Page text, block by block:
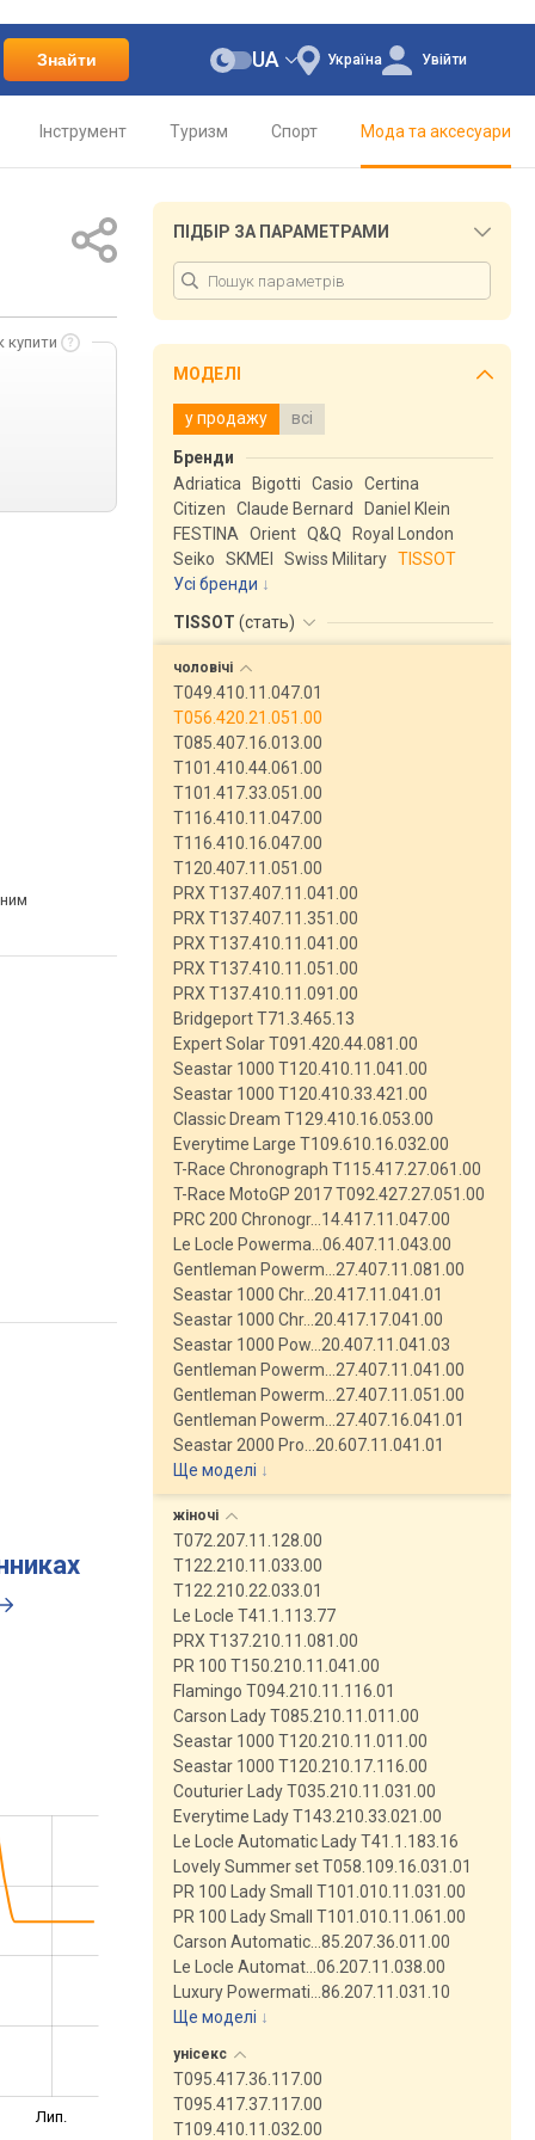
Знайти Україна
UA Увійти
Інструмент Туризм Спорт Мода та аксесуари
купити
Лип.
ПІДБІР ЗА ПАРАМЕТРАМИ
МОДЕЛІ
у продажу всі
Бренди
Adriatica
Bigotti Casio
Certina
Citizen
Claude Bernard
Daniel Klein
FESTINA
Orient Q&Q
Royal London
Seiko
SKMEI Swiss Military TISSOT
Усі бренди
TISSOT (стать)
чоловічі
T049.410.11.047.01
T056.420.21.051.00
T085.407.16.013.00
T101.410.44.061.00
T101.417.33.051.00
T116.410.11.047.00
T116.410.16.047.00
T120.407.11.051.00
PRX T137.407.11.041.00
PRX T137.407.11.351.00
PRX T137.410.11.041.00
PRX T137.410.11.051.00
PRX T137.410.11.091.00
Bridgeport T71.3.465.13
Expert Solar T091.420.44.081.00
Seastar 1000 T120.410.11.041.00
Seastar 1000 T120.410.33.421.00
Classic Dream T129.410.16.053.00
Everytime Large T109.610.16.032.00
T-Race Chronograph T115.417.27.061.00
T-Race MotoGP 2017 T092.427.27.051.00
PRC 200 Chronogr…14.417.11.047.00
Le Locle Powerma…06.407.11.043.00
Gentleman Powerm…27.407.11.081.00
Seastar 1000 Chr…20.417.11.041.01
Seastar 1000 Chr…20.417.17.041.00
Seastar 1000 Pow…20.407.11.041.03
Gentleman Powerm…27.407.11.041.00
Gentleman Powerm…27.407.11.051.00
Gentleman Powerm…27.407.16.041.01
Seastar 2000 Pro…20.607.11.041.01
Ще моделі ↓
жіночі
T072.207.11.128.00
T122.210.11.033.00
T122.210.22.033.01
Le Locle T41.1.113.77
PRX T137.210.11.081.00
PR 100 T150.210.11.041.00
Flamingo T094.210.11.116.01
Carson Lady T085.210.11.011.00
Seastar 1000 T120.210.11.011.00
Seastar 1000 T120.210.17.116.00
Couturier Lady T035.210.11.031.00
Everytime Lady T143.210.33.021.00
Le Locle Automatic Lady T41.1.183.16
Lovely Summer set T058.109.16.031.01
PR 100 Lady Small T101.010.11.031.00
PR 100 Lady Small T101.010.11.061.00
Carson Automatic…85.207.36.011.00
Le Locle Automat…06.207.11.038.00
Luxury Powermati…86.207.11.031.10
Ще моделі ↓
унісекс
T095.417.36.117.00
T095.417.37.117.00
T109.410.11.032.00